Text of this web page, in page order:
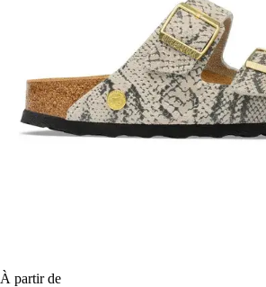
À partir de